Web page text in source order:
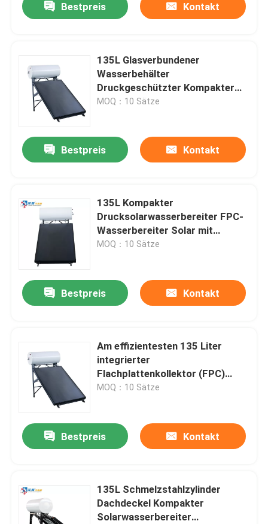
Bestpreis Kontakt
135L Glasverbundener
Wasserbehälter
Druckgeschützter Kompakter
Solarwasserbereiter Flachplatte
MOQ：10 Sätze
Bestpreis Kontakt
135L Kompakter
Drucksolarwasserbereiter FPC-
Wasserbereiter Solar mit
emailliertem Stahlzylinder
MOQ：10 Sätze
Bestpreis Kontakt
Am effizientesten 135 Liter
integrierter
Flachplattenkollektor (FPC)
Wärmespeicher
MOQ：10 Sätze
Bestpreis Kontakt
135L Schmelzstahlzylinder
Dachdeckel Kompakter
Solarwasserbereiter